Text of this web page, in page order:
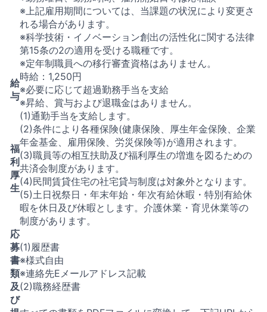
※上記雇用期間については、当課題の状況により変更さ
れる場合があります。
※科学技術・イノベーション創出の活性化に関する法律
第15条の2の適用を受ける職種です。
※定年制職員への移行審査資格はありません。
給
与
時給：1,250円
※必要に応じて超過勤務手当を支給
※昇給、賞与および退職金はありません。
福
利
厚
生
(1)通勤手当を支給します。
(2)条件により各種保険(健康保険、厚生年金保険、企業
年金基金、雇用保険、労災保険等)が適用されます。
(3)職員等の相互扶助及び福利厚生の増進を図るための
共済会制度があります。
(4)民間賃貸住宅の社宅貸与制度は対象外となります。
(5)土日祝祭日・年末年始・年次有給休暇・特別有給休
暇を休日及び休暇とします。介護休業・育児休業等の
制度があります。
応
募
書
類
及
び
(1)履歴書
※様式自由
※連絡先Eメールアドレス記載
(2)職務経歴書